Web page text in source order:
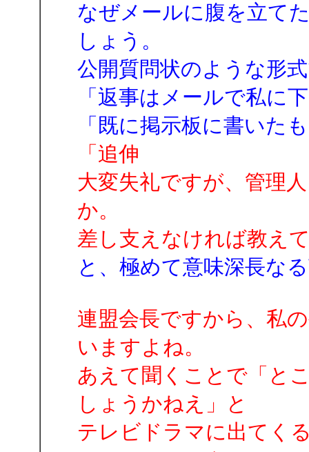
なぜメールに腹を立て
しょう。
公開質問状のような形
「返事はメールで私に
「既に掲示板に書いた
「追伸
大変失礼ですが、管理
か。
差し支えなければ教え
と、極めて意味深長な
連盟会長ですから、私
いますよね。
あえて聞くことで「と
しょうかねえ」と
テレビドラマに出てく